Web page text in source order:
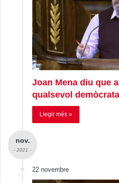
Joan Mena diu que
qualsevol
Llegir més »
nov.
- 2021 -
22 novembre